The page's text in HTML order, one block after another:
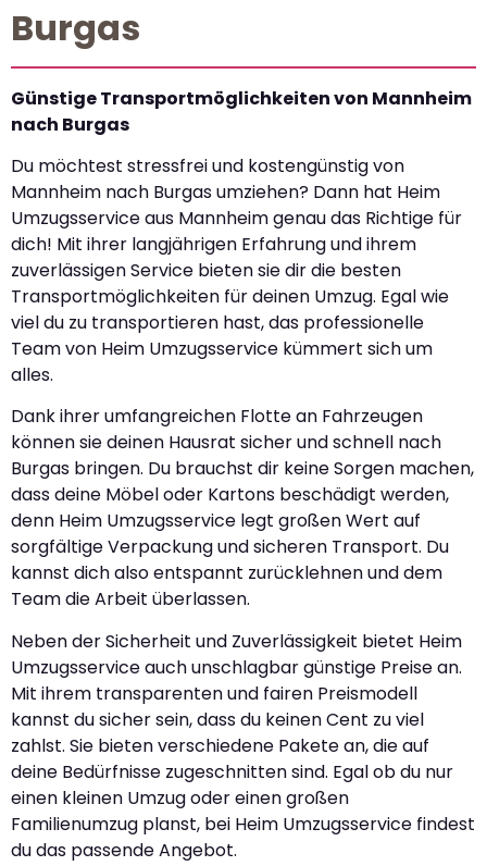
Burgas
Günstige Transportmöglichkeiten von Mannheim
nach Burgas
Du möchtest stressfrei und kostengünstig von
Mannheim nach Burgas umziehen? Dann hat Heim
Umzugsservice aus Mannheim genau das Richtige für
dich! Mit ihrer langjährigen Erfahrung und ihrem
zuverlässigen Service bieten sie dir die besten
Transportmöglichkeiten für deinen Umzug. Egal wie
viel du zu transportieren hast, das professionelle
Team von Heim Umzugsservice kümmert sich um
alles.
Dank ihrer umfangreichen Flotte an Fahrzeugen
können sie deinen Hausrat sicher und schnell nach
Burgas bringen. Du brauchst dir keine Sorgen machen,
dass deine Möbel oder Kartons beschädigt werden,
denn Heim Umzugsservice legt großen Wert auf
sorgfältige Verpackung und sicheren Transport. Du
kannst dich also entspannt zurücklehnen und dem
Team die Arbeit überlassen.
Neben der Sicherheit und Zuverlässigkeit bietet Heim
Umzugsservice auch unschlagbar günstige Preise an.
Mit ihrem transparenten und fairen Preismodell
kannst du sicher sein, dass du keinen Cent zu viel
zahlst. Sie bieten verschiedene Pakete an, die auf
deine Bedürfnisse zugeschnitten sind. Egal ob du nur
einen kleinen Umzug oder einen großen
Familienumzug planst, bei Heim Umzugsservice findest
du das passende Angebot.